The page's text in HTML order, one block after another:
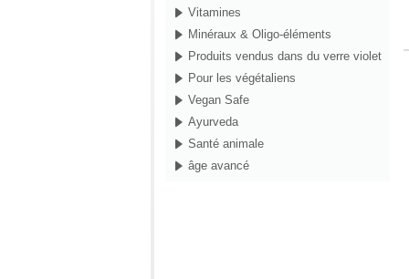
Vitamines
Minéraux & Oligo-éléments
Produits vendus dans du verre violet
Pour les végétaliens
Vegan Safe
Ayurveda
Santé animale
âge avancé